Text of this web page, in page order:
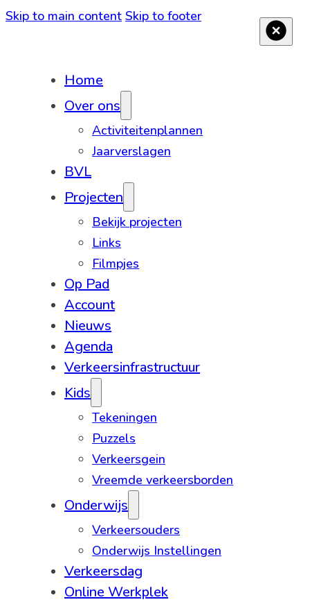
Skip to main content Skip to footer
Home
Over ons
Activiteitenplannen
Jaarverslagen
BVL
Projecten
Bekijk projecten
Links
Filmpjes
Op Pad
Account
Nieuws
Agenda
Verkeersinfrastructuur
Kids
Tekeningen
Puzzels
Verkeersgein
Vreemde verkeersborden
Onderwijs
Verkeersouders
Onderwijs Instellingen
Verkeersdag
Online Werkplek